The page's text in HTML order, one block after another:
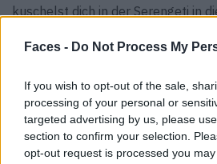
Faces - Do Not Process My
If you wish to opt-out of the sale,
processing of your personal or
targeted advertising by us, please
section to confirm your selection.
opt-out request is processed you
kuschelst dich in der Serengeti in
Menschheit, begegnest dem Zebra
LSD“), Giraffen, Elefanten. In
dazwischen klappert die Malaria
Ständchen. Und anderseits eben,
diesmal zweisam unterwegs.
Meistens ist es nicht ganz einfach.